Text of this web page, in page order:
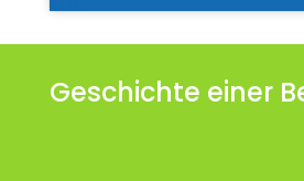
Geschichte einer